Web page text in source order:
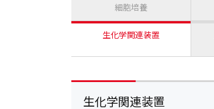
細胞培養
生化学関連装置
生化学関連装置